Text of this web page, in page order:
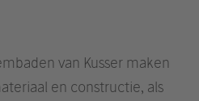
van Kusser maken
en constructie, als